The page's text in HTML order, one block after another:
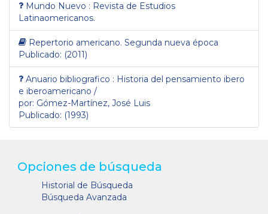
Mundo Nuevo : Revista de Estudios
Latinaomericanos.
Repertorio americano. Segunda nueva época
Publicado: (2011)
Anuario bibliografico : Historia del pensamiento ibero
e iberoamericano /
por: Gómez-Martínez, José Luis
Publicado: (1993)
Opciones de búsqueda
Historial de Búsqueda
Búsqueda Avanzada